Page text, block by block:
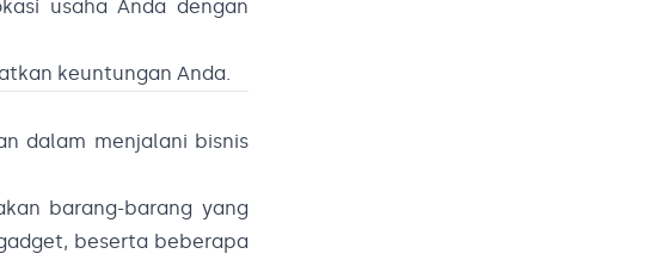
usaha Anda dengan
keuntungan Anda.
dalam menjalani bisnis
barang-barang yang
beserta beberapa